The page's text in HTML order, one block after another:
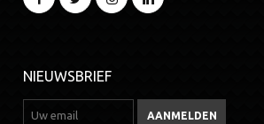
NIEUWSBRIEF